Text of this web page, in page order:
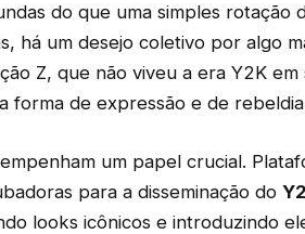
do que uma simples rotação
há um desejo coletivo por algo
Z, que não viveu a era Y2K
forma de expressão e de rebeldia
um papel crucial.
para a disseminação do
looks icônicos e introduzindo